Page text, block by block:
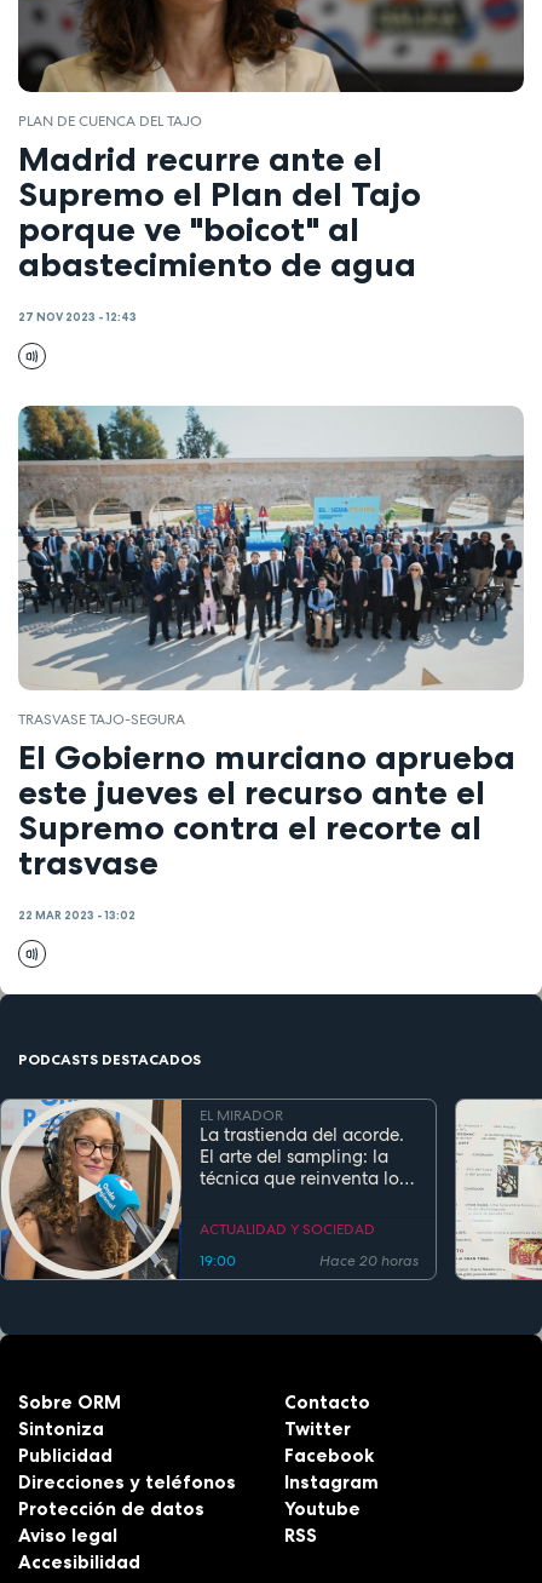
PLAN DE CUENCA DEL TAJO
Madrid recurre ante el
Supremo el Plan del Tajo
porque ve "boicot" al
abastecimiento de agua
27 NOV 2023 - 12:43
TRASVASE TAJO-SEGURA
El Gobierno murciano aprueba
este jueves el recurso ante el
Supremo contra el recorte al
trasvase
22 MAR 2023 - 13:02
PODCASTS DESTACADOS
EL MIRADOR
La trastienda del acorde.
El arte del sampling: la
técnica que reinventa los
actual
ACTUALIDAD Y SOCIEDAD
19:00
Hace 20 horas
Sobre ORM
Sintoniza
Publicidad
Direcciones y teléfonos
Protección de datos
Aviso legal
Accesibilidad
Contacto
Twitter
Facebook
Instagram
Youtube
RSS